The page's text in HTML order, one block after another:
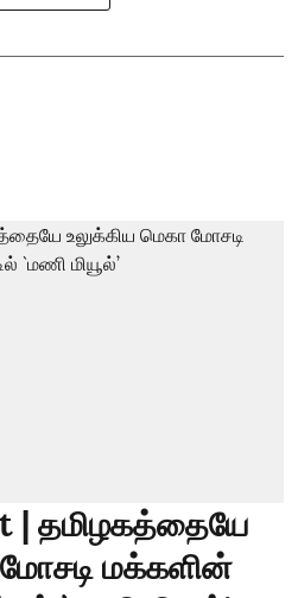
| தமிழகத்தையே
மக்களின்